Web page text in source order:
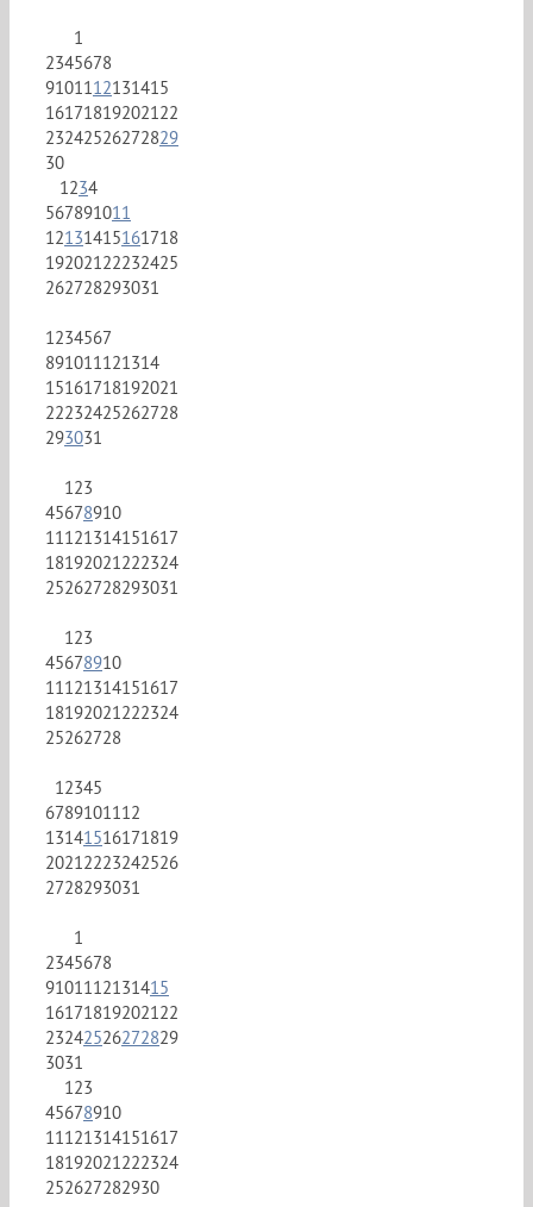
1
2345678
91011 12131415
161718192021 22
23242526272829
30
1 234
567891011
12131415161718
192021 22232425
262728293031
1 234567
891011 121314
15161718192021
22232425262728
293031
1 23
45678910
11 121314151617
18192021 222324
25262728293031
1 23
45678910
11 121314151617
18192021 222324
25262728
1 2345
67891011 12
13141516171819
2021 2223242526
2728293031
1
2345678
91011 12131415
161718192021 22
23242526272829
3031
1 23
45678910
11 121314151617
18192021 222324
252627282930